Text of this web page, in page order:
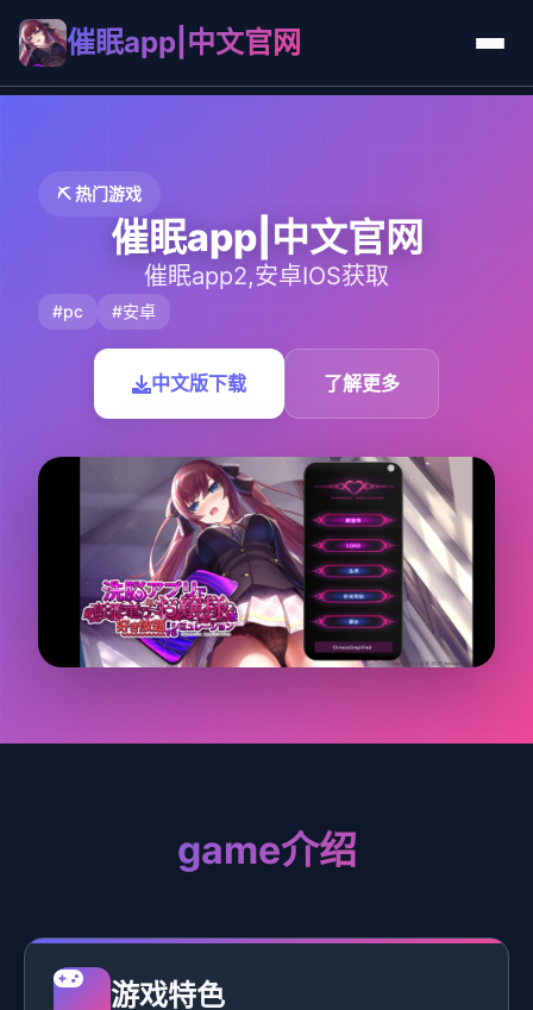
催眠app|中文官网
⛏️ 热门游戏
催眠app|中文官网
催眠app2,安卓IOS获取
#pc #安卓
中文版下载 了解更多
game介绍
游戏特色